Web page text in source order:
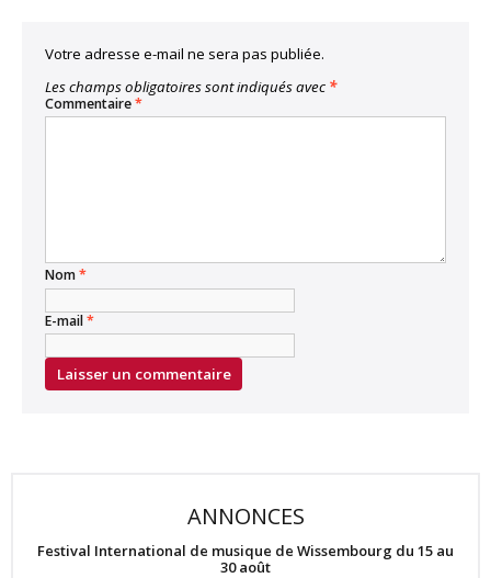
Votre adresse e-mail ne sera pas publiée.
Les champs obligatoires sont indiqués avec *
Commentaire*
Nom*
E-mail*
ANNONCES
Festival International de musique de Wissembourg du 15 au
30 août